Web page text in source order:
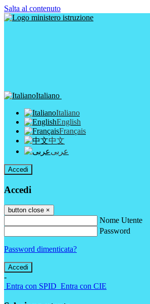
Salta al contenuto
Italiano
Italiano
English
Français
中文
عربى
Accedi
Accedi
button close ×
Nome Utente
Password
Password dimenticata?
-
Entra con SPID Entra con CIE